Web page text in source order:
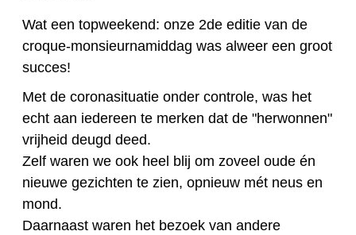
Wat een topweekend: onze 2de editie van de
croque-monsieurnamiddag was alweer een groot
succes!
Met de coronasituatie onder controle, was het
echt aan iedereen te merken dat de "herwonnen"
vrijheid deugd deed.
Zelf waren we ook heel blij om zoveel oude én
nieuwe gezichten te zien, opnieuw mét neus en
mond.
Daarnaast waren het bezoek van andere